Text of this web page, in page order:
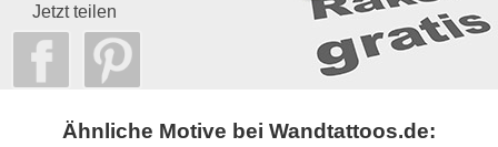
Jetzt teilen
Ähnliche Motive bei Wandtattoos.de: